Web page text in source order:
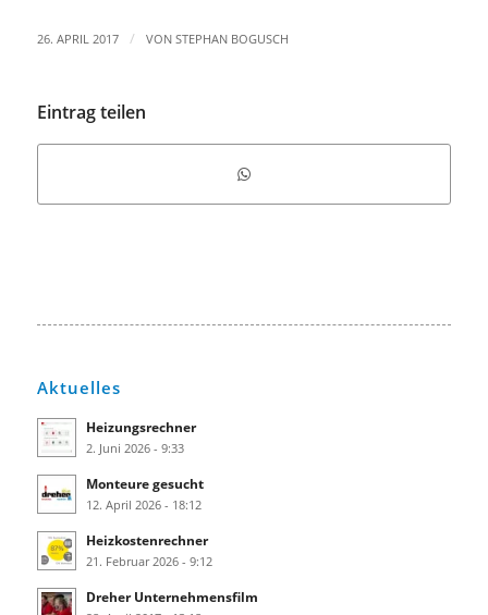
26. APRIL 2017 / VON STEPHAN BOGUSCH
Eintrag teilen
Aktuelles
Heizungsrechner
2. Juni 2026 - 9:33
Monteure gesucht
12. April 2026 - 18:12
Heizkostenrechner
21. Februar 2026 - 9:12
Dreher Unternehmensfilm